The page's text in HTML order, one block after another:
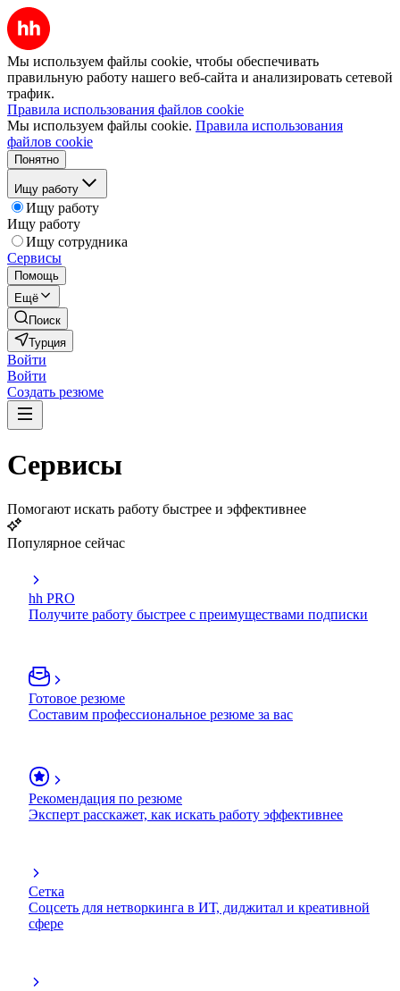
Мы используем файлы cookie, чтобы обеспечивать
правильную работу нашего веб-сайта и анализировать сетевой
трафик.
Правила использования файлов cookie
Мы используем файлы cookie. Правила использования
файлов cookie
Понятно
Ищу работу
Ищу работу
Ищу работу
Ищу сотрудника
Сервисы
Помощь
Ещё
Поиск
Турция
Войти
Войти
Создать резюме
Сервисы
Помогают искать работу быстрее и эффективнее
Популярное сейчас
hh PRO
Получите работу быстрее с преимуществами подписки
Готовое резюме
Составим профессиональное резюме за вас
Рекомендация по резюме
Эксперт расскажет, как искать работу эффективнее
Сетка
Соцсеть для нетворкинга в ИТ, диджитал и креативной
сфере